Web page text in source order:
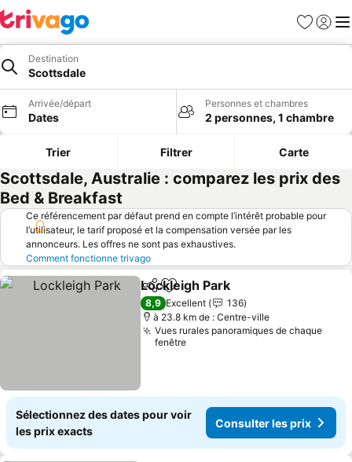
Favoris
Se
Destination
Scottsdale
Arrivée/départ
Dates
Personnes et chambres
2 personnes, 1 chambre
Trier Filtrer Carte
Scottsdale, Australie : comparez les prix des
Bed & Breakfast
Ce référencement par défaut prend en compte l’intérêt probable pour
l’utilisateur, le tarif proposé et la compensation versée par les
annonceurs. Les offres ne sont pas exhaustives.
Comment fonctionne trivago
PartagerAjouter à mes favoris
Lockleigh Park
8,9 Excellent
136
à 23.8 km de : Centre-ville
Vues rurales panoramiques de chaque
fenêtre
Sélectionnez des dates pour voir
les prix exacts
Consulter les prix